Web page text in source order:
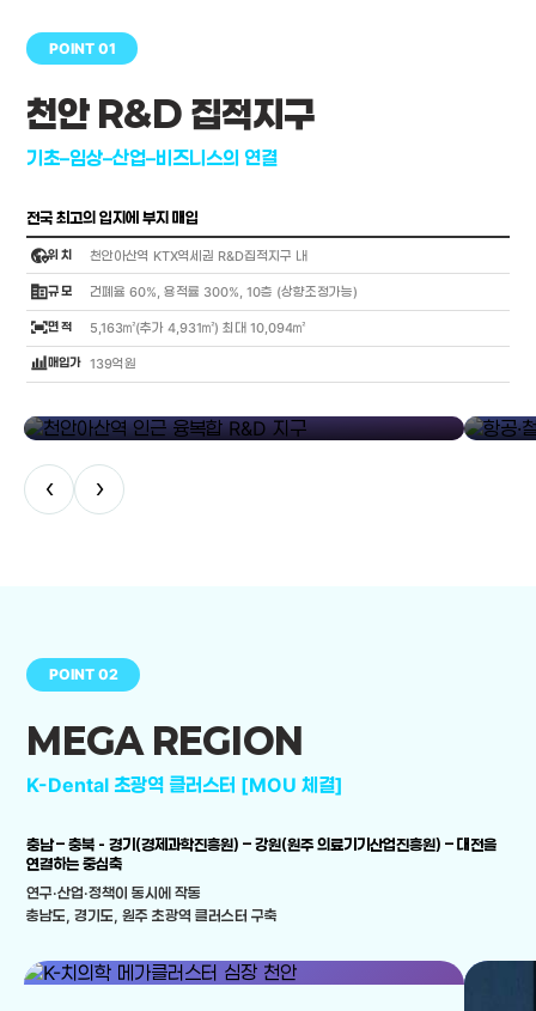
POINT 01
천안 R&D 집적지구
기초–임상–산업–비즈니스의 연결
전국 최고의 입지에 부지 매입
globe_location_pin위 치 천안아산역 KTX역세권 R&D집적지구 내
corporate_fare규 모 건폐율 60%, 용적률 300%, 10층 (상향조정가능)
fit_screen면 적 5,163㎡(추가 4,931㎡) 최대 10,094㎡
bar_chart_4_bars매입가 139억원
‹ ›
POINT 02
MEGA REGION
K-Dental 초광역 클러스터 [MOU 체결]
충남 – 충북 - 경기(경제과학진흥원) – 강원(원주 의료기기산업진흥원) – 대전을
연결하는 중심축
연구·산업·정책이 동시에 작동
충남도, 경기도, 원주 초광역 클러스터 구축